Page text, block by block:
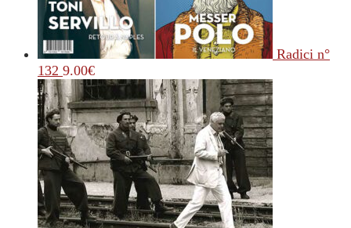
Radici n°
132 9.00€